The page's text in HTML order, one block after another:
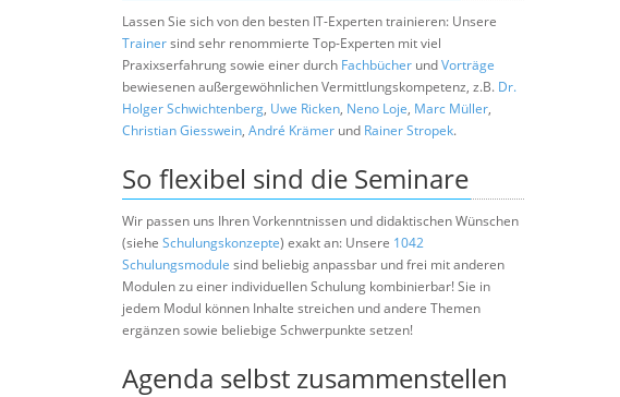
Lassen Sie sich von den besten IT-Experten trainieren: Unsere
Trainersind sehr renommierte Top-Experten mit viel
Praxixserfahrung sowie einer durch Fachbücher undVorträge
bewiesenen außergewöhnlichen Vermittlungskompetenz, z.B. Dr.
Holger Schwichtenberg, Uwe Ricken, Neno Loje, Marc Müller,
Christian Giesswein, André Krämer und Rainer Stropek.
So flexibel sind die Seminare
Wir passen uns Ihren Vorkenntnissen und didaktischen Wünschen
(siehe Schulungskonzepte) exakt an: Unsere 1042
Schulungsmodule sind beliebig anpassbar und frei mit anderen
Modulen zu einer individuellen Schulung kombinierbar! Sie in
jedem Modul können Inhalte streichen und andere Themen
ergänzen sowie beliebige Schwerpunkte setzen!
Agenda selbst zusammenstellen